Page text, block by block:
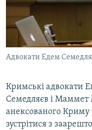
ПОДКАСТИ
КРИМ РЕАЛІЇ
РУС
КТАТ
ДОЛУЧАЙСЯ!
Адвокати Едем
Кримські адвокати
Семедляєв і Маммет
анексованого Криму
зустрітися з